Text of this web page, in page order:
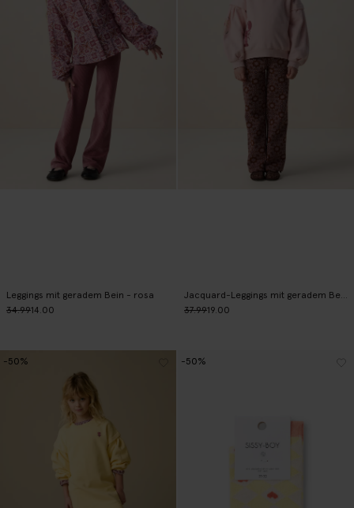
Leggings mit geradem Bein - rosa
34.9914.00
Jacquard-Leggings mit geradem Bein - lila
37.9919.00
-50% -50%